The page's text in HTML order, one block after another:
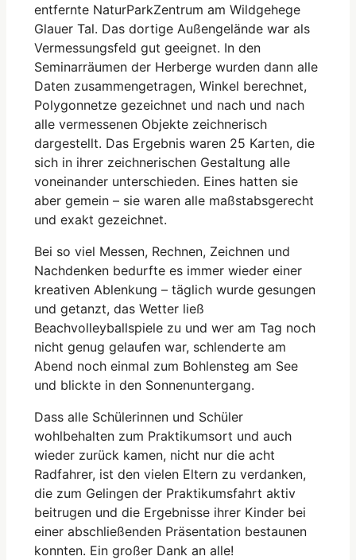
entfernte NaturParkZentrum am Wildgehege
Glauer Tal. Das dortige Außengelände war als
Vermessungsfeld gut geeignet. In den
Seminarräumen der Herberge wurden dann alle
Daten zusammengetragen, Winkel berechnet,
Polygonnetze gezeichnet und nach und nach
alle vermessenen Objekte zeichnerisch
dargestellt. Das Ergebnis waren 25 Karten, die
sich in ihrer zeichnerischen Gestaltung alle
voneinander unterschieden. Eines hatten sie
aber gemein – sie waren alle maßstabsgerecht
und exakt gezeichnet.
Bei so viel Messen, Rechnen, Zeichnen und
Nachdenken bedurfte es immer wieder einer
kreativen Ablenkung – täglich wurde gesungen
und getanzt, das Wetter ließ
Beachvolleyballspiele zu und wer am Tag noch
nicht genug gelaufen war, schlenderte am
Abend noch einmal zum Bohlensteg am See
und blickte in den Sonnenuntergang.
Dass alle Schülerinnen und Schüler
wohlbehalten zum Praktikumsort und auch
wieder zurück kamen, nicht nur die acht
Radfahrer, ist den vielen Eltern zu verdanken,
die zum Gelingen der Praktikumsfahrt aktiv
beitrugen und die Ergebnisse ihrer Kinder bei
einer abschließenden Präsentation bestaunen
konnten. Ein großer Dank an alle!